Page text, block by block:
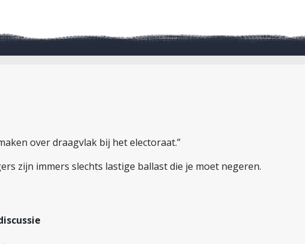
over draagvlak bij het electoraat.”
zijn immers slechts lastige ballast die je moet negeren.